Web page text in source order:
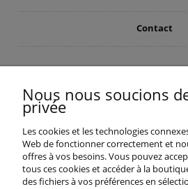
Contact
Sklep internetowy
Nous nous soucions
privée
Les cookies et les technologies
Web de fonctionner correctement et
offres à vos besoins. Vous pouvez
tous ces cookies et accéder à la
des fichiers à vos préférences en